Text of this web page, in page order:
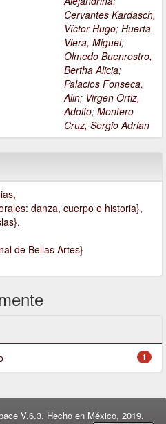
Cervantes Kardasch,
Víctor Hugo; Huerta
Viera, Miguel;
Olmedo Buenrostro,
Bertha Alicia;
Palacios Fonseca,
Alin; Virgen Ortiz,
Adolfo; Montero
Cruz, Sergio Adrian
danza, cuerpo e historia},
de Bellas Artes}
1
V.6.3. Hecho en México, 2019.